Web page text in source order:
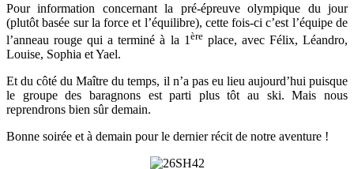
Pour information concernant la pré-épreuve olympique du jour
(plutôt basée sur la force et l’équilibre), cette fois-ci c’est l’équipe de
l’anneau rouge qui a terminé à la 1 èreplace, avec Félix, Léandro,
Louise, Sophia et Yael.
Et du côté du Maître du temps, il n’a pas eu lieu aujourd’hui puisque
le groupe des baragnons est parti plus tôt au ski. Mais nous
reprendrons bien sûr demain.
Bonne soirée et à demain pour le dernier récit de notre aventure !